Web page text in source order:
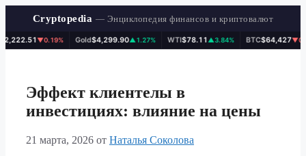
Cryptopedia — Энциклопедия финансов и криптовалют
▼0.19% Gold$4,299.90▲1.27% WTI$78.11▲3.84% BTC$64,427
Эффект клиентелы в
инвестициях: влияние на цены
21 марта, 2026 от Наталья Соколова